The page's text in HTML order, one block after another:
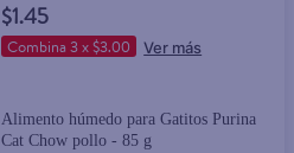
$1.45
Combina 3 x $3.00
Alimento húmedo para Gatitos Purina
Cat Chow pollo - 85 g